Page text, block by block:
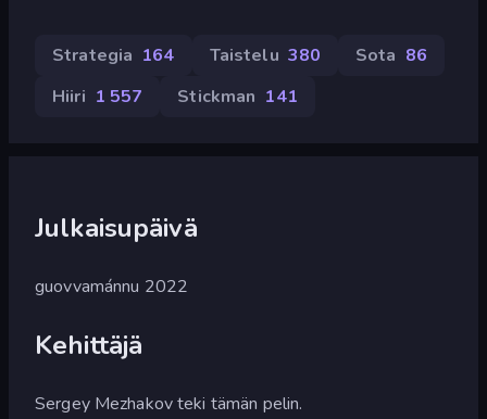
Strategia 164 Taistelu 380 Sota 86
Hiiri 1 557 Stickman 141
Julkaisupäivä
guovvamánnu 2022
Kehittäjä
Sergey Mezhakov teki tämän pelin.